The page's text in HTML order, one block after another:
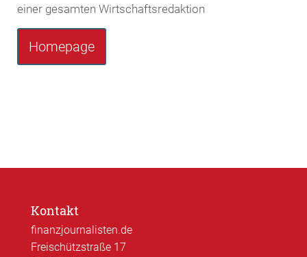
einer gesamten Wirtschaftsredaktion
Homepage
Kontakt
finanzjournalisten.de
Freischützstraße 17